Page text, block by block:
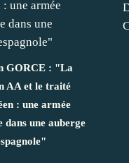
GORCE : "La
AA et le traité
: une armée
dans une auberge